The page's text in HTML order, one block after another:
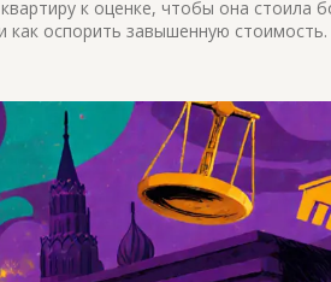
к оценке, чтобы она стоила
как оспорить завышенную